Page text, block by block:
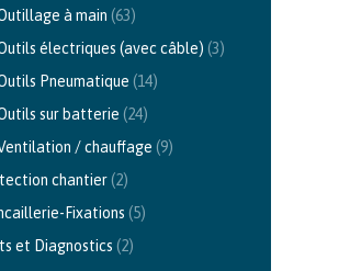
à main (63)
électriques (avec câble) (3)
Pneumatique (14)
sur batterie (24)
/ chauffage (9)
chantier(2)
Fixations (5)
et Diagnostics (2)